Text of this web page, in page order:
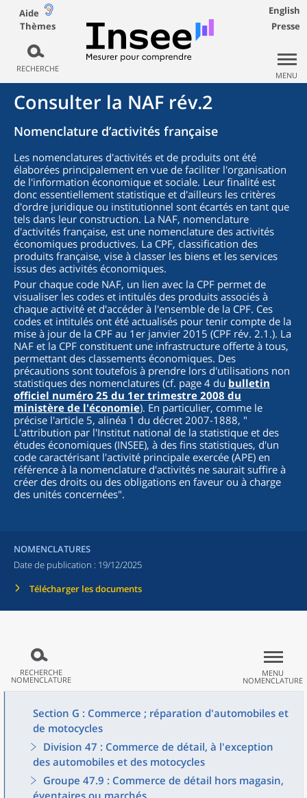
Aide
Thèmes
RECHERCHE
English
Presse
MENU
Consulter la NAF rév.2
Nomenclature d’activités française
Les nomenclatures d'activités et de produits ont été
élaborées principalement en vue de faciliter l'organisation
de l'information économique et sociale. Leur finalité est
donc essentiellement statistique et d'ailleurs les critères
d'ordre juridique ou institutionnel sont écartés en tant que
tels dans leur construction. La NAF, nomenclature
d'activités française, est une nomenclature des activités
économiques productives. La CPF, classification des
produits française, vise à classer les biens et les services
issus des activités économiques.
Pour chaque code NAF, un lien avec la CPF permet de
visualiser les codes et intitulés des produits associés à
chaque activité et d'accéder à l'ensemble de la CPF. Ces
codes et intitulés ont été actualisés pour tenir compte de la
mise à jour de la CPF au 1er janvier 2015 (CPF rév. 2.1.). La
NAF et la CPF constituent une infrastructure offerte à tous,
permettant des classements économiques. Des
précautions sont toutefois à prendre lors d'utilisations non
statistiques des nomenclatures (cf. page 4 du bulletin
officiel numéro 25 du 1er trimestre 2008 du
ministère de l'économie). En particulier, comme le
précise l'article 5, alinéa 1 du décret 2007-1888, "
L'attribution par l'Institut national de la statistique et des
études économiques (INSEE), à des fins statistiques, d'un
code caractérisant l'activité principale exercée (APE) en
référence à la nomenclature d'activités ne saurait suffire à
créer des droits ou des obligations en faveur ou à charge
des unités concernées".
NOMENCLATURES
Date de publication : 19/12/2025
Télécharger les documents
RECHERCHE
NOMENCLATURE
MENU
NOMENCLATURE
Section G : Commerce ; réparation d'automobiles et
de motocycles
Division 47 : Commerce de détail, à l'exception
des automobiles et des motocycles
Groupe 47.9 : Commerce de détail hors magasin,
éventaires ou marchés